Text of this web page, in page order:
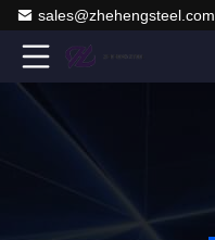
sales@zhehengsteel.com